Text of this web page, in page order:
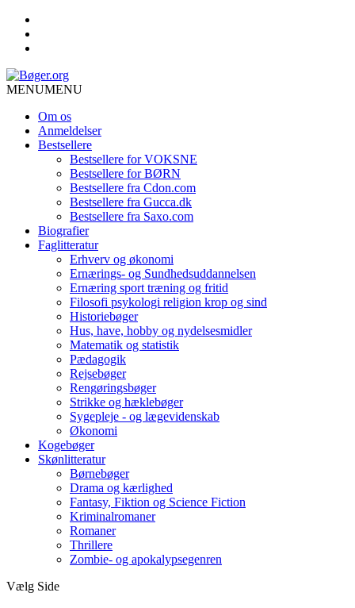
MENUMENU
Om os
Anmeldelser
Bestsellere
Bestsellere for VOKSNE
Bestsellere for BØRN
Bestsellere fra Cdon.com
Bestsellere fra Gucca.dk
Bestsellere fra Saxo.com
Biografier
Faglitteratur
Erhverv og økonomi
Ernærings- og Sundhedsuddannelsen
Ernæring sport træning og fritid
Filosofi psykologi religion krop og sind
Historiebøger
Hus, have, hobby og nydelsesmidler
Matematik og statistik
Pædagogik
Rejsebøger
Rengøringsbøger
Strikke og hæklebøger
Sygepleje - og lægevidenskab
Økonomi
Kogebøger
Skønlitteratur
Børnebøger
Drama og kærlighed
Fantasy, Fiktion og Science Fiction
Kriminalromaner
Romaner
Thrillere
Zombie- og apokalypsegenren
Vælg Side